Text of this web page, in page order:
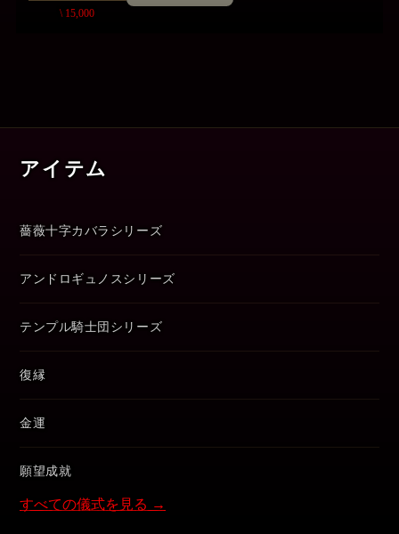
\ 15,000
アイテム
薔薇十字カバラシリーズ
アンドロギュノスシリーズ
テンプル騎士団シリーズ
復縁
金運
願望成就
すべての儀式を見る →